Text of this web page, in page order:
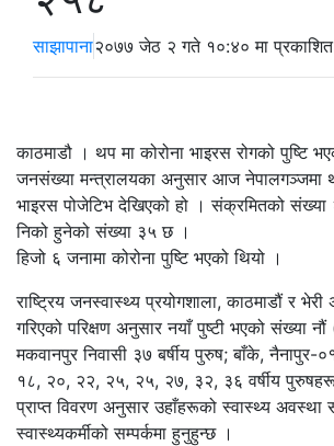
साझापाना२०७७ जेठ २ गते १०:४० मा प्रकाशित
काठमाडौ । थप मा कोरोना भाइरस रोगको पुष्टि
जनसंख्या मन्त्रालयका अनुसार आज नेपालगञ्जमा
भाइरस पोजेटिभ देखिएको हो । संक्रमितको
निको हुनेको संख्या ३५ छ ।
हिजो ६ जनामा कोरोना पुष्टि भएको थियो ।
राष्ट्रिय जनस्वास्थ्य प्रयोगशाला, काठमाडौं र
गरिएको परिक्षण अनुसार नयाँ पुष्टी भएको संख्या
मकवानपुर निवासी ३७ बर्षीय पुरुष; बाँके, नैनापुर-
१८, २०, २२, २५, २५, २७, ३२, ३६ वर्षीय
प्राप्त विवरण अनुसार उहाँहरूको स्वास्थ्य अवस्था
स्वास्थ्यकर्मीको सम्पर्कमा हुनुहुन्छ ।